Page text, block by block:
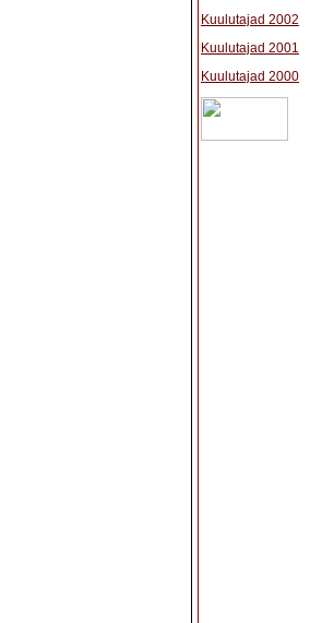
Kuulutajad 2002
Kuulutajad 2001
Kuulutajad 2000